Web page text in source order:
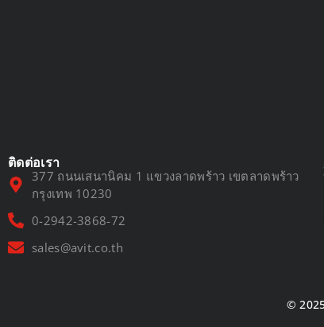
ติดต่อเรา
377 ถนนเสนานิคม 1 แขวงลาดพร้าว เขตลาดพร้าว
กรุงเทพ 10230
0-2942-3868-72
sales@avit.co.th
©